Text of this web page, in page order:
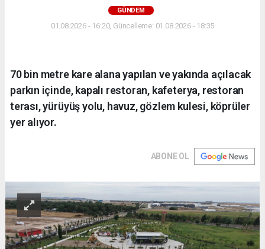
GÜNDEM
01.08.2026 - 16:20, Güncelleme: 01.08.2026 - 18:35
70 bin metre kare alana yapılan ve yakında açılacak
parkın içinde, kapalı restoran, kafeterya, restoran
terası, yürüyüş yolu, havuz, gözlem kulesi, köprüler
yer alıyor.
ABONE OL